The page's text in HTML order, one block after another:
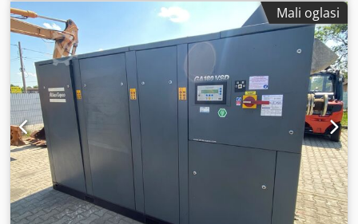
14,70 m³/min. Dkedpfx Aeyuvwaechsr
Mali oglasi